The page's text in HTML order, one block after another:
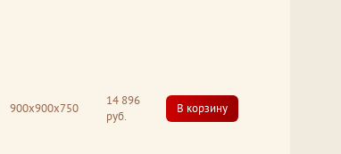
900x900x750
14 896
руб.
В корзину